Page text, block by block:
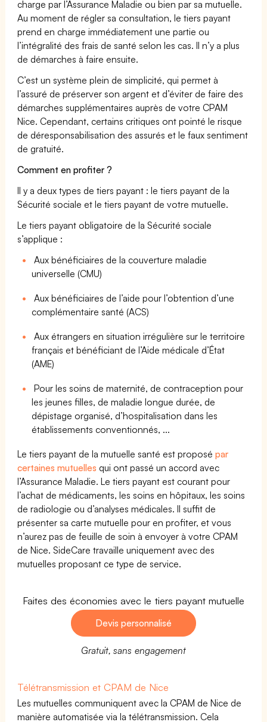
charge par l’Assurance Maladie ou bien par sa mutuelle.
Au moment de régler sa consultation, le tiers payant
prend en charge immédiatement une partie ou
l’intégralité des frais de santé selon les cas. Il n’y a plus
de démarches à faire ensuite.
C’est un système plein de simplicité, qui permet à
l’assuré de préserver son argent et d’éviter de faire des
démarches supplémentaires auprès de votre CPAM
Nice. Cependant, certains critiques ont pointé le risque
de déresponsabilisation des assurés et le faux sentiment
de gratuité.
Comment en profiter ?
Il y a deux types de tiers payant : le tiers payant de la
Sécurité sociale et le tiers payant de votre mutuelle.
Le tiers payant obligatoire de la Sécurité sociale
s’applique :
Aux bénéficiaires de la couverture maladie
universelle (CMU)
Aux bénéficiaires de l’aide pour l’obtention d’une
complémentaire santé (ACS)
Aux étrangers en situation irrégulière sur le territoire
français et bénéficiant de l’Aide médicale d’État
(AME)
Pour les soins de maternité, de contraception pour
les jeunes filles, de maladie longue durée, de
dépistage organisé, d’hospitalisation dans les
établissements conventionnés, ...
Le tiers payant de la mutuelle santé est proposépar
certaines mutuelles qui ont passé un accord avec
l’Assurance Maladie. Le tiers payant est courant pour
l’achat de médicaments, les soins en hôpitaux, les soins
de radiologie ou d’analyses médicales. Il suffit de
présenter sa carte mutuelle pour en profiter, et vous
n’aurez pas de feuille de soin à envoyer à votre CPAM
de Nice. SideCare travaille uniquement avec des
mutuelles proposant ce type de service.
Faites des économies avec le tiers payant mutuelle
Devis personnalisé
Gratuit, sans engagement
Télétransmission et CPAM de Nice
Les mutuelles communiquent avec la CPAM de Nice de
manière automatisée via la télétransmission. Cela